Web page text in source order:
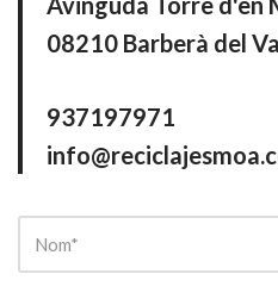
08210 Barberà del
937197971